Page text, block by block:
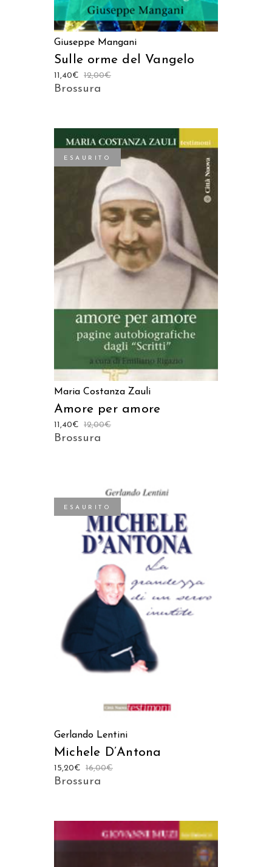
Giuseppe Mangani
Sulle orme del Vangelo
12,00€
11,40€
Brossura
ESAURITO
LEGGI TUTTO
Maria Costanza Zauli
Amore per amore
12,00€
11,40€
Brossura
ESAURITO
LEGGI TUTTO
Gerlando Lentini
Michele D’Antona
16,00€
15,20€
Brossura